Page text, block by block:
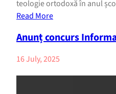
teologie ortodoxă în anul
Read More
Anunț concurs
16 July, 2025